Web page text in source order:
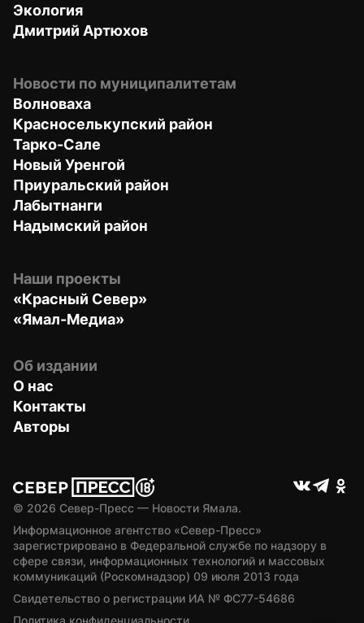
Экология
Дмитрий Артюхов
Новости по муниципалитетам
Волноваха
Красноселькупский район
Тарко-Сале
Новый Уренгой
Приуральский район
Лабытнанги
Надымский район
Наши проекты
«Красный Север»
«Ямал-Медиа»
Об издании
О нас
Контакты
Авторы
© 2026 Север-Пресс — Новости Ямала.
Информационное агентство «Север-Пресс»
зарегистрировано в Федеральной службе по надзору в
сфере связи, информационных технологий и массовых
коммуникаций (Роскомнадзор) 09 июля 2013 года
Свидетельство о регистрации ИА № ФС77-54686
Политика конфиденциальности.